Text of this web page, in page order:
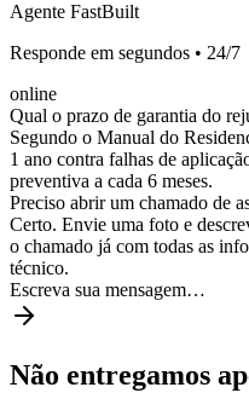
Agente FastBuilt
Responde em segundos • 24/7
online
Qual o prazo de garantia do
Segundo o Manual do
1 ano contra falhas de
preventiva a cada 6 meses.
Preciso abrir um chamado de
Certo. Envie uma foto e
o chamado já com todas as
técnico.
Escreva sua mensagem…
Não entregamos